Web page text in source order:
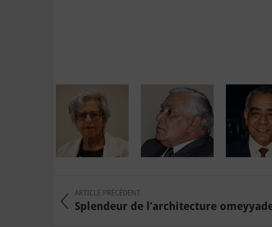
ARTICLE PRÉCÉDENT
Splendeur de l’architecture